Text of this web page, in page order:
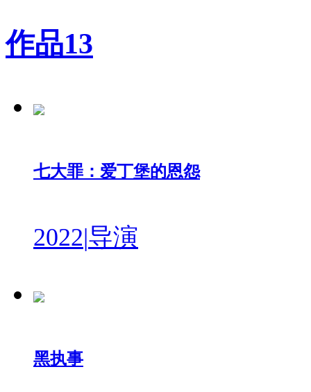
作品13
七大罪：爱丁堡的恩怨
2022|导演
黑执事